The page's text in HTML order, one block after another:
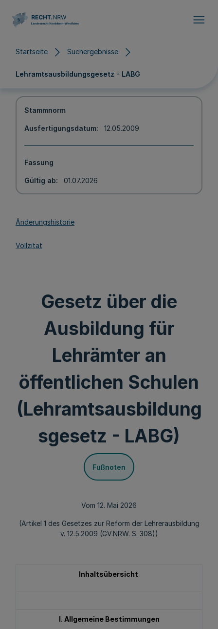
Startseite Suchergebnisse
Lehramtsausbildungsgesetz - LABG
Stammnorm
Ausfertigungsdatum 12.05.2009
Fassung
Gültig ab 01.07.2026
Änderungshistorie
Vollzitat
Gesetz über die
Ausbildung für
Lehrämter an
öffentlichen Schulen
(Lehramtsausbildung
sgesetz - LABG)
Fußnoten
Vom 12. Mai 2026
(Artikel 1 des Gesetzes zur Reform der Lehrerausbildung
v. 12.5.2009 (GV.NRW. S. 308))
Inhaltsübersicht
I. Allgemeine Bestimmungen